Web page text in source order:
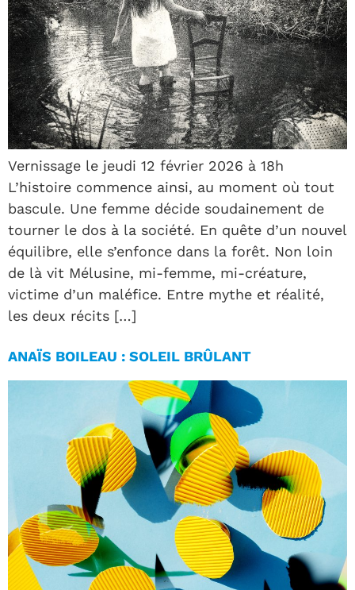
Vernissage le jeudi 12 février 2026 à 18h
L’histoire commence ainsi, au moment où tout
bascule. Une femme décide soudainement de
tourner le dos à la société. En quête d’un nouvel
équilibre, elle s’enfonce dans la forêt. Non loin
de là vit Mélusine, mi-femme, mi-créature,
victime d’un maléfice. Entre mythe et réalité,
les deux récits […]
ANAÏS BOILEAU : SOLEIL BRÛLANT